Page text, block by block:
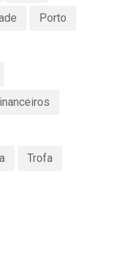
Porto
Trofa